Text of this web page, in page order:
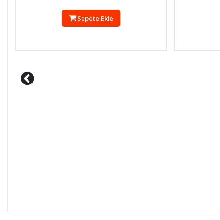
Sepete Ekle